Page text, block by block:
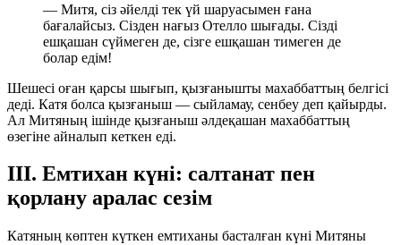
— Митя, сіз әйелді тек үй шаруасымен ғана
бағалайсыз. Сізден нағыз Отелло шығады. Сізді
ешқашан сүймеген де, сізге ешқашан тимеген де
болар едім!
Шешесі оған қарсы шығып, қызғанышты махаббаттың белгісі
деді. Катя болса қызғаныш — сыйламау, сенбеу деп қайырды.
Ал Митяның ішінде қызғаныш әлдеқашан махаббаттың
өзегіне айналып кеткен еді.
III. Емтихан күні: салтанат пен
қорлану аралас сезім
Катяның көптен күткен емтиханы басталған күні Митяны